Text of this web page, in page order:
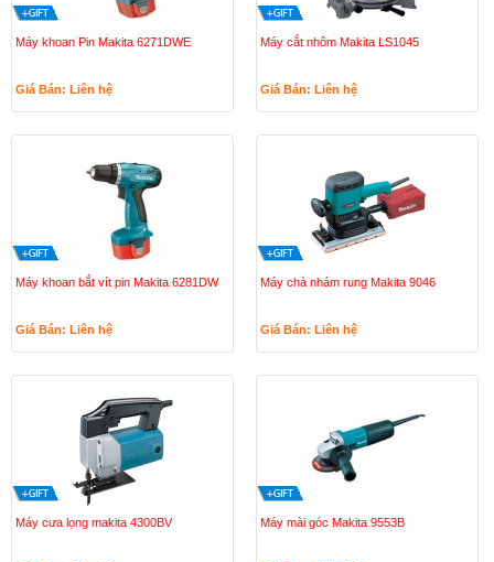
Máy khoan Pin Makita 6271DWE
Giá Bán: Liên hệ
Máy cắt nhôm Makita LS1045
Giá Bán: Liên hệ
Máy khoan bắt vít pin Makita 6281DW
Giá Bán: Liên hệ
Máy chà nhám rung Makita 9046
Giá Bán: Liên hệ
Máy cưa lọng makita 4300BV Máy mài góc Makita 9553B